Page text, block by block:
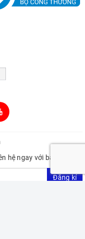
hệ ngay với bạn.
Đăng kí